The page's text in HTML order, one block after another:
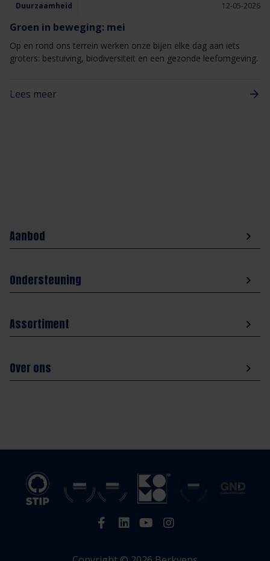
Duurzaamheid 12-05-2026
Groen in beweging: mei
Op en rond ons terrein werken onze bijen elke dag aan iets
groters: bestuiving, biodiversiteit en een gezonde leefomgeving.
Lees meer
Aanbod
Ondersteuning
Assortiment
Over ons